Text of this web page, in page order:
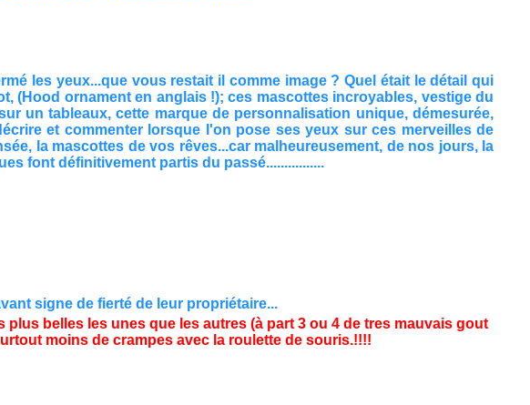
les yeux...que vous restait il comme image ? Quel était le détail qui
(Hood ornament en anglais !); ces mascottes incroyables, vestige du
un tableaux, cette marque de personnalisation unique, démesurée,
et commenter lorsque l'on pose ses yeux sur ces merveilles de
la mascottes de vos rêves...car malheureusement, de nos jours, la
font définitivement partis du passé................
signe de fierté de leur propriétaire...
belles les unes que les autres (à part 3 ou 4 de tres mauvais gout
moins de crampes avec la roulette de souris.!!!!